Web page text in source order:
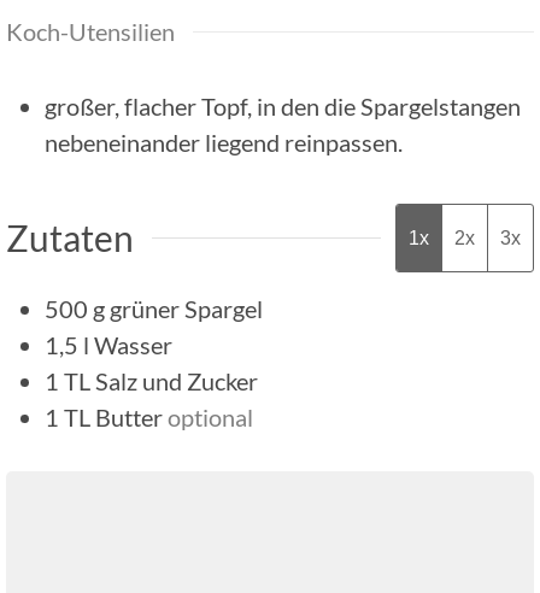
Koch-Utensilien
großer, flacher Topf, in den die Spargelstangen
nebeneinander liegend reinpassen.
Zutaten 1x 2x 3x
500 g grüner Spargel
1,5 l Wasser
1 TLSalz und Zucker
1 TL Butteroptional